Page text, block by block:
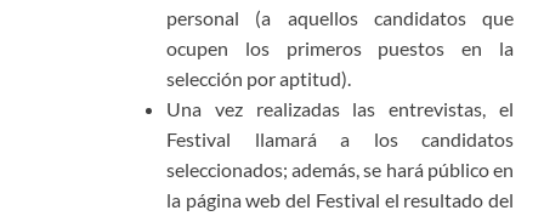
personal (a aquellos candidatos que
ocupen los primeros puestos en la
selección por aptitud).
Una vez realizadas las entrevistas, el
Festival llamará a los candidatos
seleccionados; además, se hará público en
la página web del Festival el resultado del